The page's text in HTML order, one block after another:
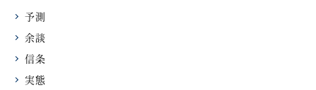
予測
余談
信条
実態